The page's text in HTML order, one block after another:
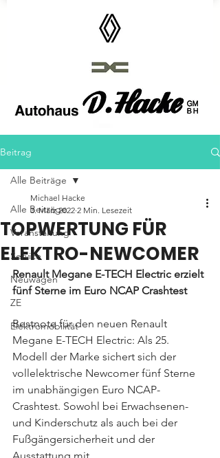
Autohaus D.Hacke GmbH
Beitrag
Alle Beiträge
Veranstaltung
Service
Neuwagen
ZE
Elektromobilität
Alle Beiträge
TOPWERTUNG FÜR
ELEKTRO-NEWCOMER
Michael Hacke
3. März 2022 2 Min. Lesezeit
Renault Megane E-TECH Electric erzielt
fünf Sterne im Euro NCAP Crashtest
Bestnote für den neuen Renault
Megane E-TECH Electric: Als 25.
Modell der Marke sichert sich der
vollelektrische Newcomer fünf Sterne
im unabhängigen Euro NCAP-
Crashtest. Sowohl bei Erwachsenen-
und Kinderschutz als auch bei der
Fußgängersicherheit und der